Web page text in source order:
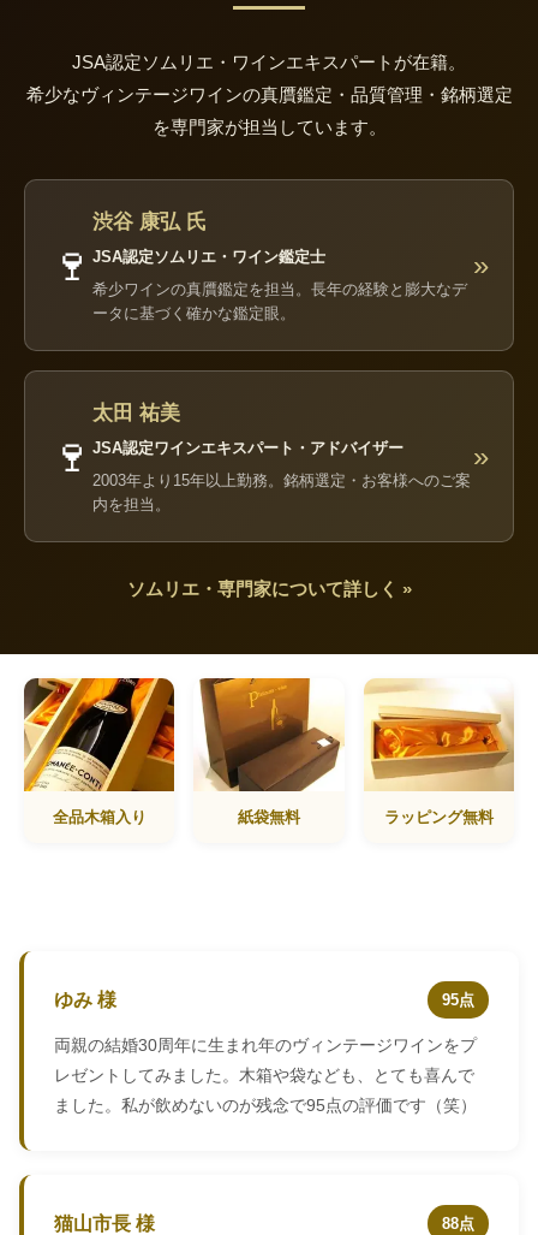
JSA認定ソムリエ・ワインエキスパートが在籍。
希少なヴィンテージワインの真贋鑑定・品質管理・銘柄選定
を専門家が担当しています。
🍷
渋谷 康弘 氏
JSA認定ソムリエ・ワイン鑑定士
希少ワインの真贋鑑定を担当。長年の経験と膨大なデ
ータに基づく確かな鑑定眼。
»
🍷
太田 祐美
JSA認定ワインエキスパート・アドバイザー
2003年より15年以上勤務。銘柄選定・お客様へのご案
内を担当。
»
ソムリエ・専門家について詳しく »
全品木箱入り 紙袋無料 ラッピング無料
ゆみ 様 95点
両親の結婚30周年に生まれ年のヴィンテージワインをプ
レゼントしてみました。木箱や袋なども、とても喜んで
ました。私が飲めないのが残念で95点の評価です（笑）
猫山市長 様 88点